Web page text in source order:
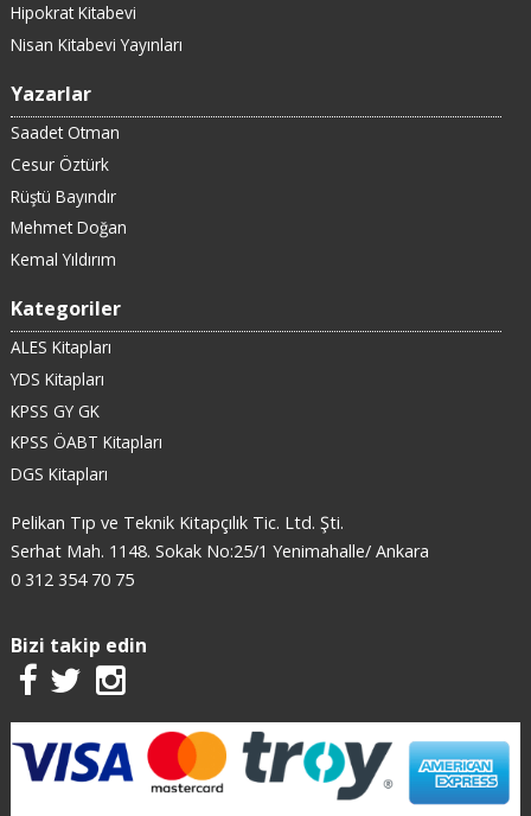
Hipokrat Kitabevi
Nisan Kitabevi Yayınları
Yazarlar
Saadet Otman
Cesur Öztürk
Rüştü Bayındır
Mehmet Doğan
Kemal Yıldırım
Kategoriler
ALES Kitapları
YDS Kitapları
KPSS GY GK
KPSS ÖABT Kitapları
DGS Kitapları
Pelikan Tıp ve Teknik Kitapçılık Tic. Ltd. Şti.
Serhat Mah. 1148. Sokak No:25/1 Yenimahalle/ Ankara
0 312 354 70 75
Bizi takip edin